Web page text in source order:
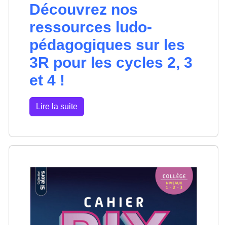
Découvrez nos
ressources ludo-
pédagogiques sur les
3R pour les cycles 2, 3
et 4 !
Lire la suite